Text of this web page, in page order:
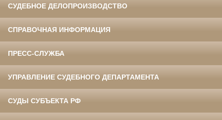
СУДЕБНОЕ ДЕЛОПРОИЗВОДСТВО
СПРАВОЧНАЯ ИНФОРМАЦИЯ
ПРЕСС-СЛУЖБА
УПРАВЛЕНИЕ СУДЕБНОГО ДЕПАРТАМЕНТА
СУДЫ СУБЪЕКТА РФ